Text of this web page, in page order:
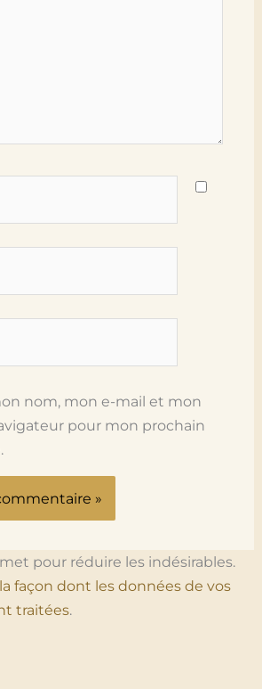
nom, mon e-mail et mon
pour mon prochain
pour réduire les indésirables.
façon dont les données de vos
traitées.